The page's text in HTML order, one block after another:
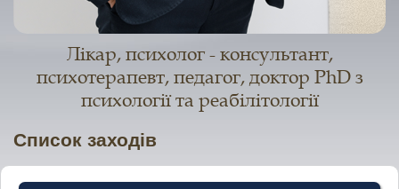
Лікар, психолог - консультант,
психотерапевт, педагог, доктор PhD з
психології та реабілітології
Список заходів